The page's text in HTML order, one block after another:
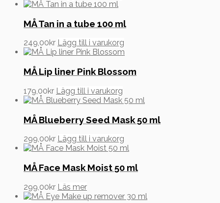
MÅ Tan in a tube 100 ml
249,00kr Lägg till i varukorg
MÅ Lip liner Pink Blossom
179,00kr Lägg till i varukorg
MÅ Blueberry Seed Mask 50 ml
299,00kr Lägg till i varukorg
MÅ Face Mask Moist 50 ml
299,00kr Läs mer